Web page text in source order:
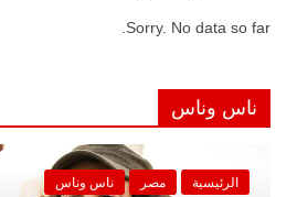
Sorry. No data so far.
ناس وناس
الرئيسية ناس وناس